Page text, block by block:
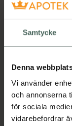
Samtycke
Denna
Vi använder
och annonserna
för sociala
vidarebefordrar
den
noga
lipider från